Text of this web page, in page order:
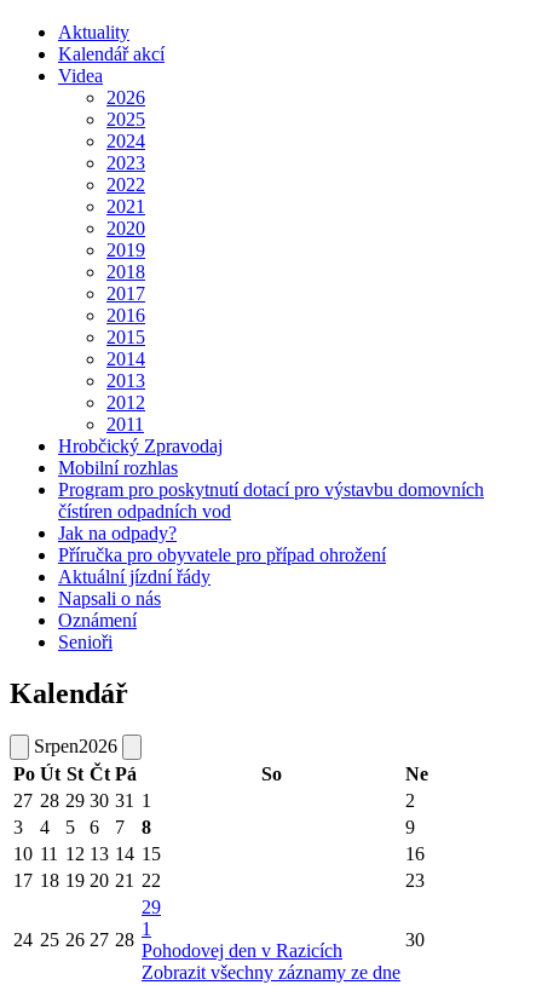
Aktuality
Kalendář akcí
Videa
2026
2025
2024
2023
2022
2021
2020
2019
2018
2017
2016
2015
2014
2013
2012
2011
Hrobčický Zpravodaj
Mobilní rozhlas
Program pro poskytnutí dotací pro výstavbu domovních
čístíren odpadních vod
Jak na odpady?
Příručka pro obyvatele pro případ ohrožení
Aktuální jízdní řády
Napsali o nás
Oznámení
Senioři
Kalendář
Srpen2026
Po Út St Čt Pá So
Ne
27 28 29 30 31 1
2
3
4 5 6 7 8
9
10 11 12 13 14 15
16
17 18 19 20 21 22 23
24 25 26 27 28
29
1
Pohodovej den v Razicích
Zobrazit všechny záznamy ze dne
30